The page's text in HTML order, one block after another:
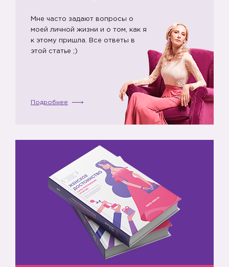
Мне часто задают вопросы о
моей личной жизни и о том, как я
к этому пришла. Все ответы в
этой статье ;)
Подробнее